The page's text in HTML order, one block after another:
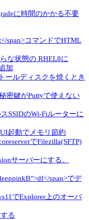
に時間のかかる不要
span>コマンドでHTML
な状態の RHEL8に
加
ールディスクを焼くとき
密鍵がPuttyで使えない
SSIDのWi-Fiルーターに
起動でメモリ節約
でFilezilla(SFTP)
サーバーにする。
span>でデ
でExplorer上のオーバ
る